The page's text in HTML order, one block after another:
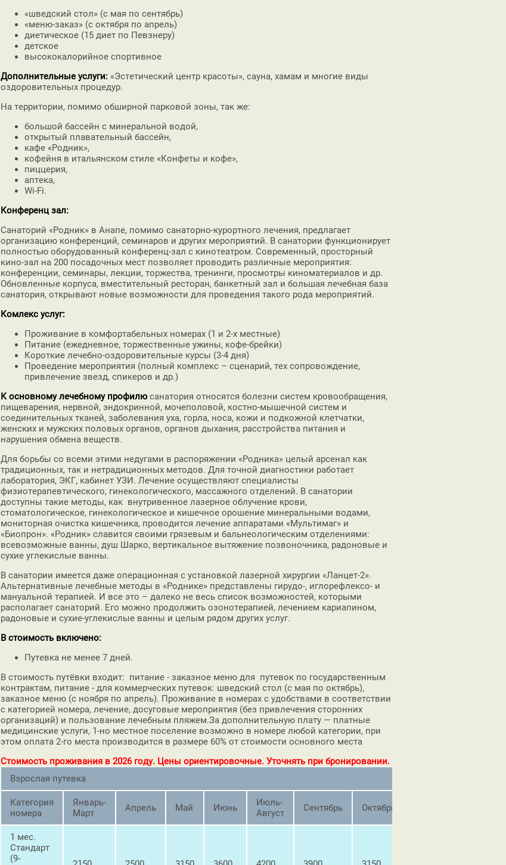
«шведский стол» (с мая по сентябрь)
«меню-заказ» (с октября по апрель)
диетическое (15 диет по Певзнеру)
детское
высококалорийное спортивное
Дополнительные услуги: «Эстетический центр красоты», сауна, хамам и многие виды
оздоровительных процедур.
На территории, помимо обширной парковой зоны, так же:
большой бассейн с минеральной водой,
открытый плавательный бассейн,
кафе «Родник»,
кофейня в итальянском стиле «Конфеты и кофе»,
пиццерия,
аптека,
Wi-Fi.
Конференц зал:
Санаторий «Родник» в Анапе, помимо санаторно-курортного лечения, предлагает
организацию конференций, семинаров и других мероприятий. В санатории функционирует
полностью оборудованный конференц-зал с кинотеатром. Современный, просторный
кино-зал на 200 посадочных мест позволяет проводить различные мероприятия:
конференции, семинары, лекции, торжества, тренинги, просмотры киноматериалов и др.
Обновленные корпуса, вместительный ресторан, банкетный зал и большая лечебная база
санатория, открывают новые возможности для проведения такого рода мероприятий.
Комлекс услуг:
Проживание в комфортабельных номерах (1 и 2-х местные)
Питание (ежедневное, торжественные ужины, кофе-брейки)
Короткие лечебно-оздоровительные курсы (3-4 дня)
Проведение мероприятия (полный комплекс – сценарий, тех сопровождение,
привлечение звезд, спикеров и др.)
К основному лечебному профилюсанатория относятся болезни систем кровообращения,
пищеварения, нервной, эндокринной, мочеполовой, костно-мышечной систем и
соединительных тканей, заболевания уха, горла, носа, кожи и подкожной клетчатки,
женских и мужских половых органов, органов дыхания, расстройства питания и
нарушения обмена веществ.
Для борьбы со всеми этими недугами в распоряжении «Родника» целый арсенал как
традиционных, так и нетрадиционных методов. Для точной диагностики работает
лаборатория, ЭКГ, кабинет УЗИ. Лечение осуществляют специалисты
физиотерапевтического, гинекологического, массажного отделений. В санатории
доступны такие методы, как внутривенное лазерное облучение крови,
стоматологическое, гинекологическое и кишечное орошение минеральными водами,
мониторная очистка кишечника, проводится лечение аппаратами «Мультимаг» и
«Биопрон». «Родник» славится своими грязевым и бальнеологическим отделениями:
всевозможные ванны, душ Шарко, вертикальное вытяжение позвоночника, радоновые и
сухие углекислые ванны.
В санатории имеется даже операционная с установкой лазерной хирургии «Ланцет-2».
Альтернативные лечебные методы в «Роднике» представлены гирудо-, иглорефлексо- и
мануальной терапией. И все это – далеко не весь список возможностей, которыми
располагает санаторий. Его можно продолжить озонотерапией, лечением кариапином,
радоновые и сухие-углекислые ванны и целым рядом других услуг.
В стоимость включено:
Путевка не менее 7 дней.
В стоимость путёвки входит: питание - заказное меню для путевок по государственным
контрактам, питание - для коммерческих путевок: шведский стол (с мая по октябрь),
заказное меню (с ноября по апрель). Проживание в номерах с удобствами в соответствии
с категорией номера, лечение, досуговые мероприятия (без привлечения сторонних
организаций) и пользование лечебным пляжем.За дополнительную плату — платные
медицинские услуги, 1-но местное поселение возможно в номере любой категории, при
этом оплата 2-го места производится в размере 60% от стоимости основного места
Стоимость проживания в 2026 году. Цены ориентировочные. Уточнять при бронировании.
Взрослая путевка
Категория
номера
Январь-
Март
Апрель Май Июнь
Июль-
Август
Сентябрь Октябрь
1 мес.
Стандарт
(9-